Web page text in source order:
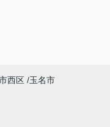
西区 玉名市